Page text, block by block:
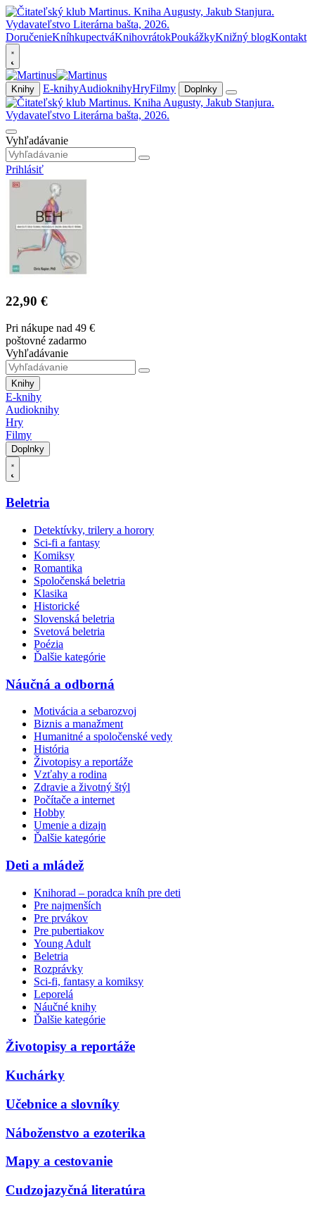
DoručenieKníhkupectváKnihovrátokPoukážkyKnižný blogKontakt
Knihy E-knihyAudioknihyHryFilmy Doplnky
Vyhľadávanie
Prihlásiť
22,90 €
Pri nákupe nad 49 €
poštovné zadarmo
Vyhľadávanie
Knihy
E-knihy
Audioknihy
Hry
Filmy
Doplnky
Beletria
Detektívky, trilery a horory
Sci-fi a fantasy
Komiksy
Romantika
Spoločenská beletria
Klasika
Historické
Slovenská beletria
Svetová beletria
Poézia
Ďalšie kategórie
Náučná a odborná
Motivácia a sebarozvoj
Biznis a manažment
Humanitné a spoločenské vedy
História
Životopisy a reportáže
Vzťahy a rodina
Zdravie a životný štýl
Počítače a internet
Hobby
Umenie a dizajn
Ďalšie kategórie
Deti a mládež
Knihorad – poradca kníh pre deti
Pre najmenších
Pre prvákov
Pre pubertiakov
Young Adult
Beletria
Rozprávky
Sci-fi, fantasy a komiksy
Leporelá
Náučné knihy
Ďalšie kategórie
Životopisy a reportáže
Kuchárky
Učebnice a slovníky
Náboženstvo a ezoterika
Mapy a cestovanie
Cudzojazyčná literatúra